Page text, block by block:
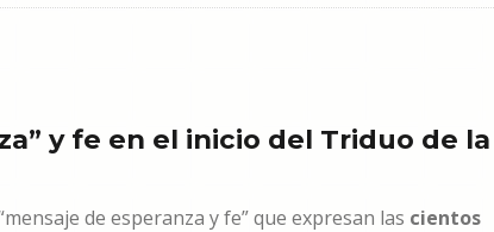
y fe en el inicio del Triduo de la
de esperanza y fe” que expresan las cientos